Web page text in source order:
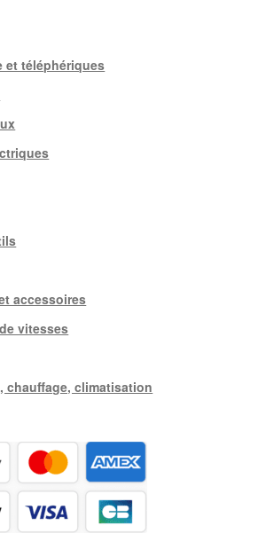
et téléphériques
accessoires
vitesses
chauffage, climatisation